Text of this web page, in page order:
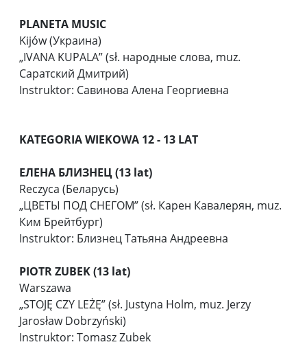
PLANETA MUSIC
Kijów (Украина)
„IVANA KUPALA” (sł. народные слова, muz.
Саратский Дмитрий)
Instruktor: Савинова Алена Георгиевна
KATEGORIA WIEKOWA 12 - 13 LAT
ЕЛЕНА БЛИЗНЕЦ (13 lat)
Reczyca (Беларусь)
„ЦВЕТЫ ПОД СНЕГОМ” (sł. Карен Кавалерян, muz.
Ким Брейтбург)
Instruktor: Близнец Татьяна Андреевна
PIOTR ZUBEK (13 lat)
Warszawa
„STOJĘ CZY LEŻĘ” (sł. Justyna Holm, muz. Jerzy
Jarosław Dobrzyński)
Instruktor: Tomasz Zubek